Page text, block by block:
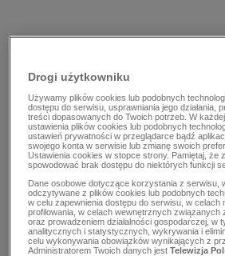
Drogi użytkowniku
Używamy plików cookies lub podobnych
dostępu do serwisu, usprawniania jego działania,
treści dopasowanych do Twoich potrzeb. W
ustawienia plików cookies lub podobnych
ustawień prywatności w przeglądarce bądź
swojego konta w serwisie lub zmianę swoich
Ustawienia cookies w stopce strony. Pamiętaj, że
spowodować brak dostępu do niektórych funkcji
Dane osobowe dotyczące korzystania z serwisu,
odczytywane z plików cookies lub podobnych
w celu zapewnienia dostępu do serwisu, w celach
profilowania, w celach wewnętrznych związanych
oraz prowadzeniem działalności gospodarczej, w
analitycznych i statystycznych, wykrywania i
celu wykonywania obowiązków wynikających z
Administratorem Twoich danych jestTelewizja